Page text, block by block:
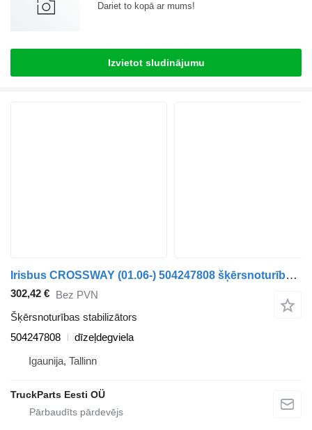
Dariet to kopā ar mums!
Izvietot sludinājumu
Irisbus CROSSWAY (01.06-) 504247808 šķērsnoturības stabilizātors paredzēts Irisbus Arway, Crossway, Crealis, Magelys, Proway, Daily Tourys (2006-) autobusa
302,42 € Bez PVN
Šķērsnoturības stabilizātors
504247808
dīzeļdegviela
Igaunija, Tallinn
TruckParts Eesti OÜ